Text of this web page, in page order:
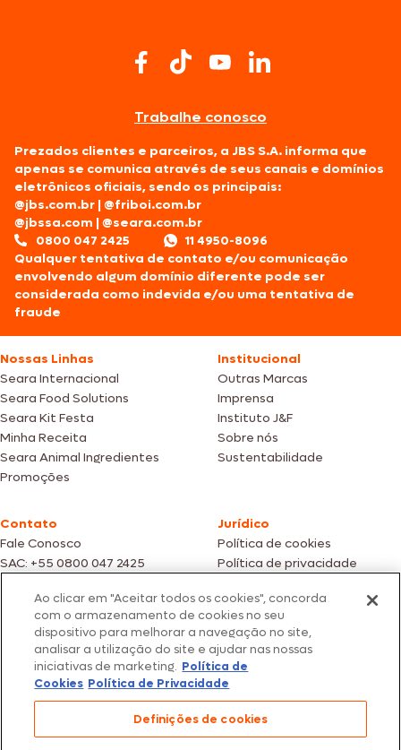
Trabalhe conosco
Prezados clientes e parceiros, a JBS S.A. informa que
apenas se comunica através de seus canais e domínios
eletrônicos oficiais, sendo os principais:
@jbs.com.br |@friboi.com.br
@jbssa.com |@seara.com.br
0800 047 2425
11 4950-8096
Qualquer tentativa de contato e/ou comunicação
envolvendo algum domínio diferente pode ser
considerada como indevida e/ou uma tentativa de
fraude
Nossas Linhas
Seara Internacional
Seara Food Solutions
Seara Kit Festa
Minha Receita
Seara Animal Ingredientes
Promoções
Institucional
Outras Marcas
Imprensa
Instituto J&F
Sobre nós
Sustentabilidade
Contato
Fale Conosco
SAC: +55 0800 047 2425
Jurídico
Política de cookies
Política de privacidade
Fotos meramente ilustrativas | Ofertas válidas enquanto durarem os
estoques dos nossos parceiros | Vendas sujeitas a análise e confirmação
de dados.
Os preços, promoções e condições de pagamento são válidos
exclusivamente para compras efetuadas em nossos parceiros.
Todos os produtos estão sujeitos a disponibilidade de estoque.
São Paulo/SP – CEP 05.118-100
© 2026 Seara. Todos os direitos reservados
Ao clicar em "Aceitar todos os cookies", concorda
com o armazenamento de cookies no seu
dispositivo para melhorar a navegação no site,
analisar a utilização do site e ajudar nas nossas
iniciativas de marketing. Política de
Cookies Política de Privacidade
Definições de cookies